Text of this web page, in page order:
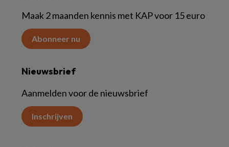
Maak 2 maanden kennis met KAP voor 15 euro
Abonneer nu
Nieuwsbrief
Aanmelden voor de nieuwsbrief
Inschrijven